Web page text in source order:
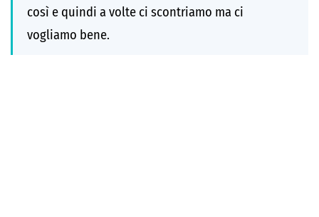
così e quindi a volte ci scontriamo ma ci
vogliamo bene.